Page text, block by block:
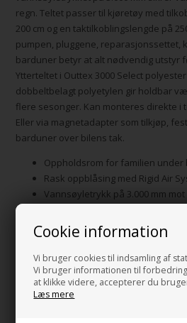
Cookie information
Vi bruger cookies til indsamling af
Vi bruger informationen til
at klikke videre, accepterer du
Læs mere
regn. Teltet passer til kjøretøy med
200 cm og en taktilkoblingslengde på
pumpen, pluggene, reparasjonssettet,
barduner betyr at alt nødvendig utstyr
Ytterteltet i Outtex 3000 Select
dobbeltbelagt polyetylen gir holdbar
flere sesonger. Kan monteres direkte i
Eller via magnetadapter som tilkjøp,
barduner over bilens tak.
Oppholdsrom for familien under
Rask oppblåsing med Rigid Air
Vannsøyletrykk på 3.000 mm mot
Taktilkoblingslengde 250 cm for
Vekt 21,8 kg med pakkemål
Ferdigformede luftrør gir
Rigid Air System består av